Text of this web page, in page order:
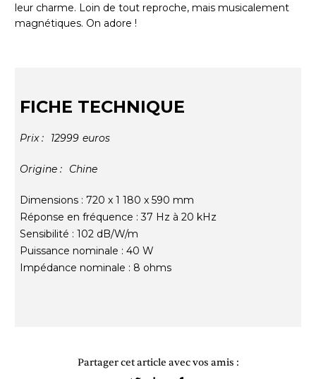
leur charme. Loin de tout reproche, mais musicalement
magnétiques. On adore !
FICHE TECHNIQUE
Prix : 12999 euros
Origine : Chine
Dimensions : 720 x 1 180 x 590 mm
Réponse en fréquence : 37 Hz à 20 kHz
Sensibilité : 102 dB/W/m
Puissance nominale : 40 W
Impédance nominale : 8 ohms
Partager cet article avec vos amis :